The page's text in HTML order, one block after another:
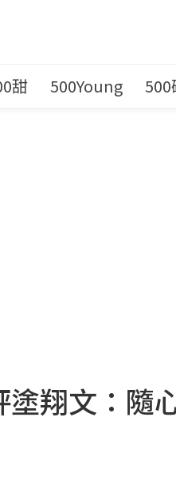
甜 500Young 500
翔文：隨